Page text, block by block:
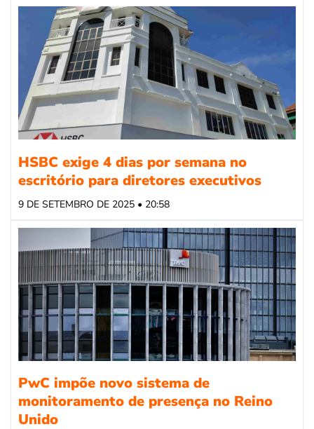
HSBC exige 4 dias por semana no
escritório para diretores executivos
9 DE SETEMBRO DE 2025 • 20:58
PwC impõe novo sistema de
monitoramento de presença no Reino
Unido